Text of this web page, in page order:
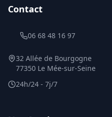
Contact
06 68 48 16 97
32 Allée de Bourgogne
77350 Le Mée-sur-Seine
24h/24 - 7j/7